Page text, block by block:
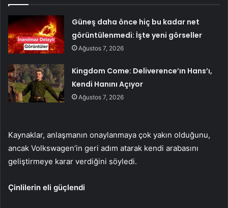
Güneş daha önce hiç bu kadar net
görüntülenmedi: İşte yeni görseller
Ağustos 7, 2026
Kingdom Come: Deliverence’ın Hans’ı,
Kendi Hanını Açıyor
Ağustos 7, 2026
Kaynaklar, anlaşmanın onaylanmaya çok yakın olduğunu,
ancak Volkswagen’in geri adım atarak kendi arabasını
geliştirmeye karar verdiğini söyledi.
Çinlilerin eli güçlendi